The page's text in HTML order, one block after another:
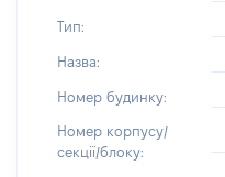
Тип:
Назва:
Номер будинку:
Номер корпусу/
секції/блоку: